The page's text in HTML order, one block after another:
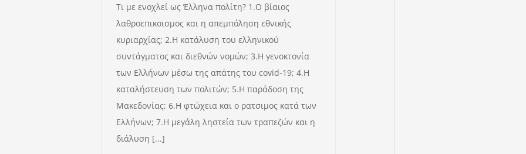
Τι με ενοχλεί ως Έλληνα πολίτη? 1.Ο βίαιος
λαθροεπικοισμος και η απεμπόληση εθνικής
κυριαρχίας; 2.Η κατάλυση του ελληνικού
συντάγματος και διεθνών νομών; 3.Η γενοκτονία
των Ελλήνων μέσω της απάτης του covid-19; 4.Η
καταλήστευση των πολιτών; 5.Η παράδοση της
Μακεδονίας; 6.Η φτώχεια και ο ρατσιμος κατά των
Ελλήνων; 7.Η μεγάλη ληστεία των τραπεζών και η
διάλυση [...]